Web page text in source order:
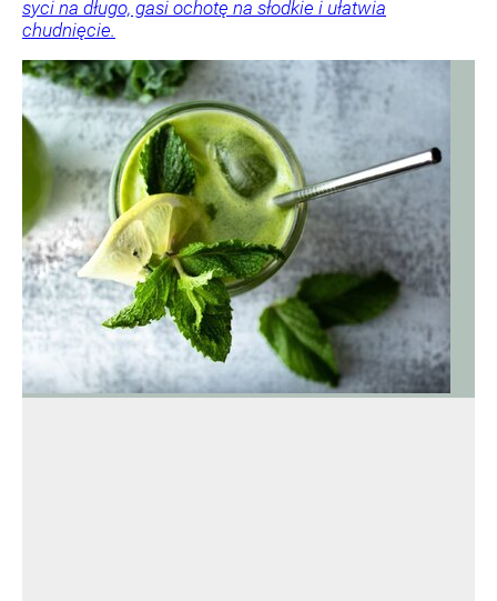
syci na długo, gasi ochotę na słodkie i ułatwia
chudnięcie.